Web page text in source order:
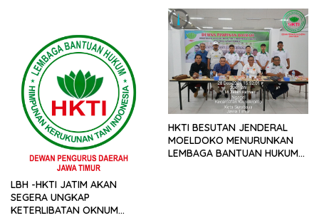
LBH -HKTI JATIM AKAN
SEGERA UNGKAP
KETERLIBATAN OKNUM
HKTI BESUTAN JENDERAL
MOELDOKO MENURUNKAN
LEMBAGA BANTUAN HUKUM